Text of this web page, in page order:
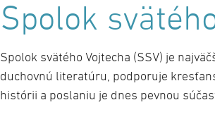
Spolok
Spolok svätého Vojtecha (SSV) je
duchovnú literatúru, podporuje
histórii a poslaniu je dnes pevnou